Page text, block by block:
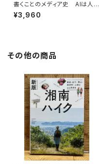
書くことのメディア史 AIは人間
の言語能力に何をもたらすのか
¥3,960
その他の商品